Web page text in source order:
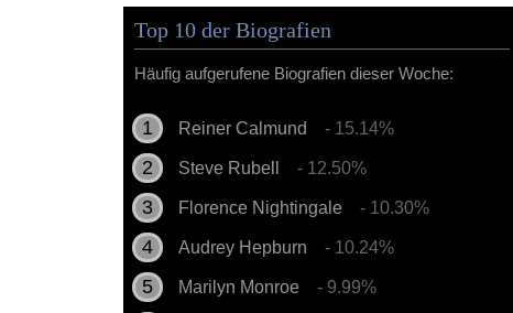
Top 10 der Biografien
Häufig aufgerufene Biografien dieser Woche:
Reiner Calmund - 15.14%
Steve Rubell - 12.50%
Florence Nightingale - 10.30%
Audrey Hepburn - 10.24%
Marilyn Monroe - 9.99%